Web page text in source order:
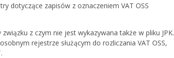
dotyczące zapisów z oznaczeniem VAT OSS
z czym nie jest wykazywana także w pliku JPK.
rejestrze służącym do rozliczania VAT OSS,